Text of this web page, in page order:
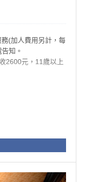
(加人費用另計，每
知。
2600元，11歲以上
歲以上視同大人收
詢服務。
帶寵物入住、及禁
請依現場提供為